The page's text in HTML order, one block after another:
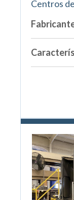
Centros